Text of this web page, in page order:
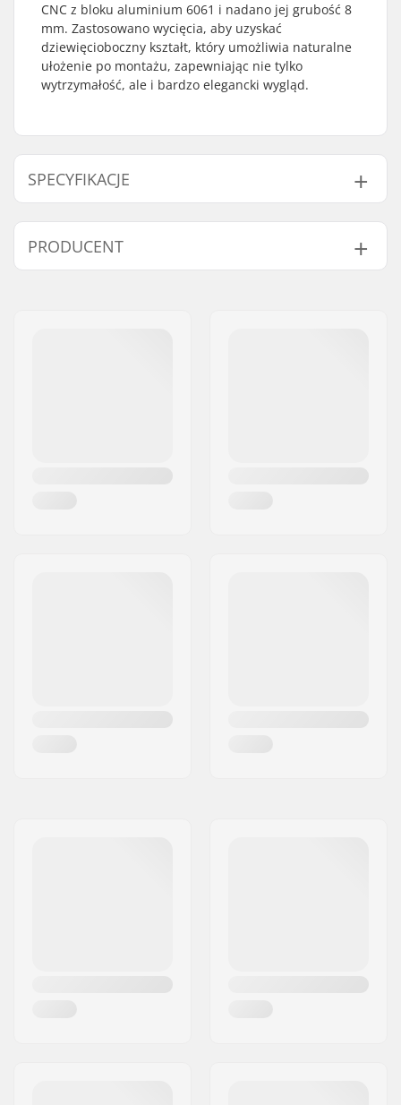
CNC z bloku aluminium 6061 i nadano jej grubość 8
mm. Zastosowano wycięcia, aby uzyskać
dziewięcioboczny kształt, który umożliwia naturalne
ułożenie po montażu, zapewniając nie tylko
wytrzymałość, ale i bardzo elegancki wygląd.
SPECYFIKACJE
Ilość ząbków:
25T
Montaż zębatki:
Śruby, Spline Drive
PRODUCENT